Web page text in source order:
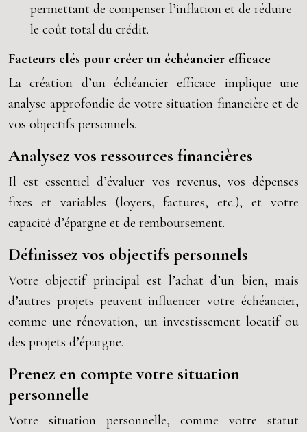
permettant de compenser l’inflation et de réduire
le coût total du crédit.
Facteurs clés pour créer un échéancier efficace
La création d’un échéancier efficace implique une
analyse approfondie de votre situation financière et de
vos objectifs personnels.
Analysez vos ressources financières
Il est essentiel d’évaluer vos revenus, vos dépenses
fixes et variables (loyers, factures, etc.), et votre
capacité d’épargne et de remboursement.
Définissez vos objectifs personnels
Votre objectif principal est l’achat d’un bien, mais
d’autres projets peuvent influencer votre échéancier,
comme une rénovation, un investissement locatif ou
des projets d’épargne.
Prenez en compte votre situation
personnelle
Votre situation personnelle, comme votre statut